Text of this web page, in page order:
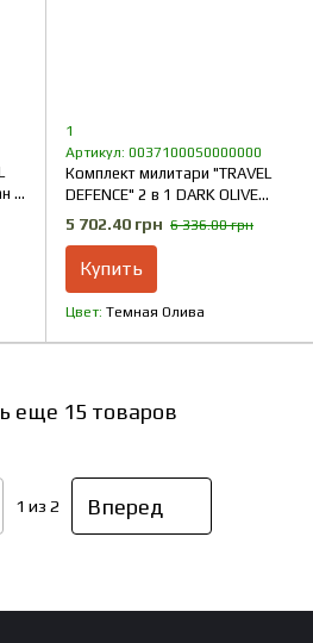
+
1
Артикул: 00371000S0000000
Комплект милитари "TRAVEL
DEFENCE" 2 в 1 DARK OLIVE
(Таслан + Микрофлис)
5 702.40 грн 6 336.00 грн
Купить
Цвет Темная Олива
еще 15 товаров
1 из 2 Вперед